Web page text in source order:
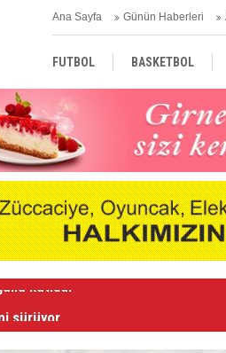
Ana Sayfa Günün Haberleri
FUTBOL BASKETBOL
TÜRKİYE AVRUPA